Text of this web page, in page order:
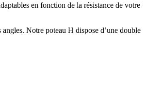
en fonction de la résistance de votre
Notre poteau H dispose d’une double